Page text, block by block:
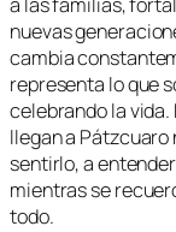
nuevas
cambia
representa lo que
celebrando la vida.
llegan a Pátzcuaro
sentirlo, a
mientras se
todo.